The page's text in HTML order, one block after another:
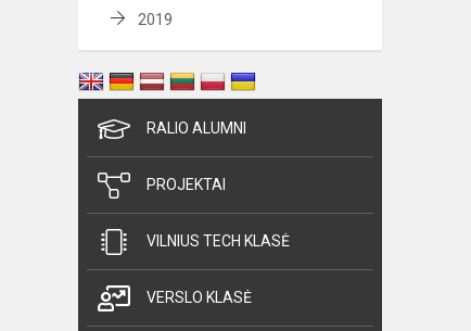
2019
RALIO ALUMNI
PROJEKTAI
VILNIUS TECH KLASĖ
VERSLO KLASĖ